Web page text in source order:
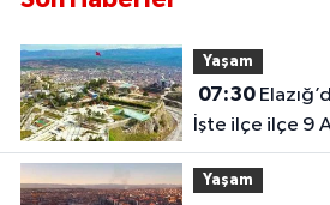
Yaşam
07:30Elazığ’da sıcak hava alarmı!
İşte ilçe ilçe 9
Yaşam